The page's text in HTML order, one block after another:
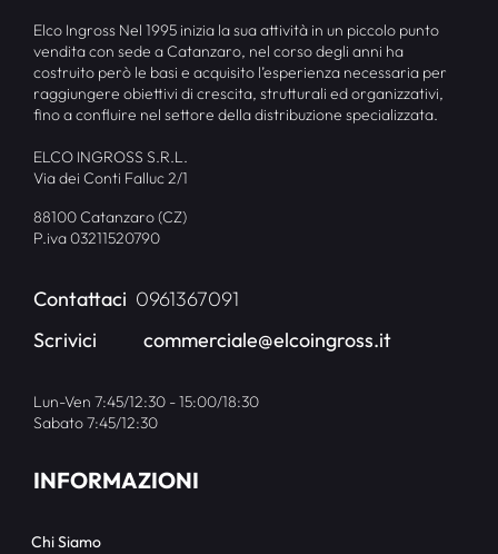
Elco Ingross Nel 1995 inizia la sua attività in un piccolo punto
vendita con sede a Catanzaro, nel corso degli anni ha
costruito però le basi e acquisito l’esperienza necessaria per
raggiungere obiettivi di crescita, strutturali ed organizzativi,
fino a confluire nel settore della distribuzione specializzata.
ELCO INGROSS S.R.L.
Via dei Conti Falluc 2/1
88100 Catanzaro (CZ)
P.iva 03211520790
Contattaci 0961367091
Scrivici
commerciale@elcoingross.it
Lun-Ven 7:45/12:30 - 15:00/18:30
Sabato 7:45/12:30
INFORMAZIONI
Chi Siamo